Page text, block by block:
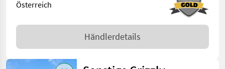
Österreich
Händlerdetails